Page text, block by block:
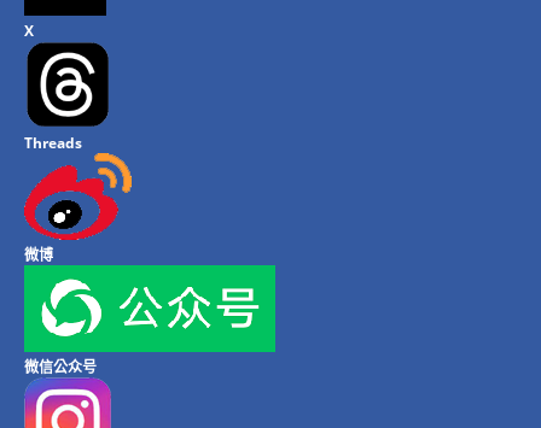
X
Threads
微博
微信公众号